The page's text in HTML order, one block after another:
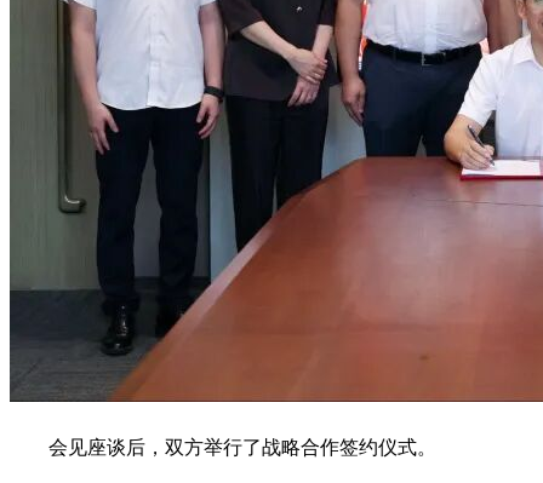
会见座谈后，双方举行了战略合作签约仪式。